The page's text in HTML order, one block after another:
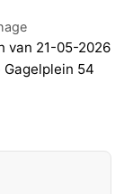
van 21-05-2026
54